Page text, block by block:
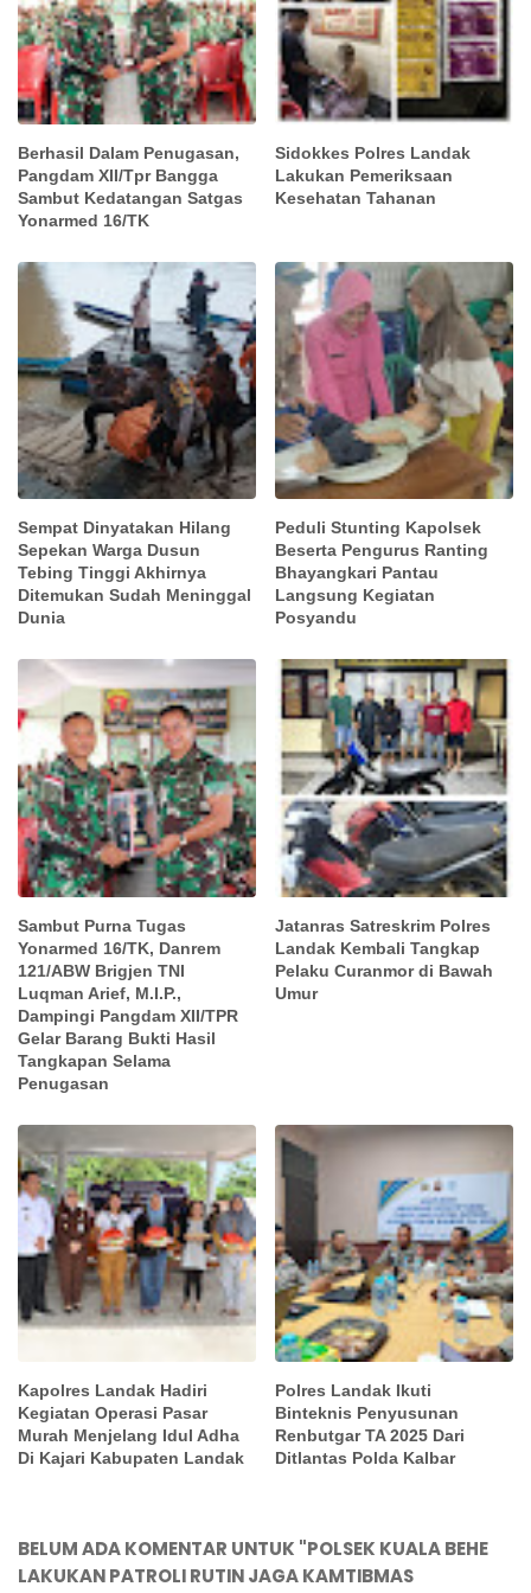
Berhasil Dalam Penugasan,
Pangdam XII/Tpr Bangga
Sambut Kedatangan Satgas
Yonarmed 16/TK
Sidokkes Polres Landak
Lakukan Pemeriksaan
Kesehatan Tahanan
Sempat Dinyatakan Hilang
Sepekan Warga Dusun
Tebing Tinggi Akhirnya
Ditemukan Sudah Meninggal
Dunia
Peduli Stunting Kapolsek
Beserta Pengurus Ranting
Bhayangkari Pantau
Langsung Kegiatan
Posyandu
Sambut Purna Tugas
Yonarmed 16/TK, Danrem
121/ABW Brigjen TNI
Luqman Arief, M.I.P.,
Dampingi Pangdam XII/TPR
Gelar Barang Bukti Hasil
Tangkapan Selama
Penugasan
Jatanras Satreskrim Polres
Landak Kembali Tangkap
Pelaku Curanmor di Bawah
Umur
Kapolres Landak Hadiri
Kegiatan Operasi Pasar
Murah Menjelang Idul Adha
Di Kajari Kabupaten Landak
Polres Landak Ikuti
Binteknis Penyusunan
Renbutgar TA 2025 Dari
Ditlantas Polda Kalbar
BELUM ADA KOMENTAR UNTUK "POLSEK KUALA BEHE
LAKUKAN PATROLI RUTIN JAGA KAMTIBMAS